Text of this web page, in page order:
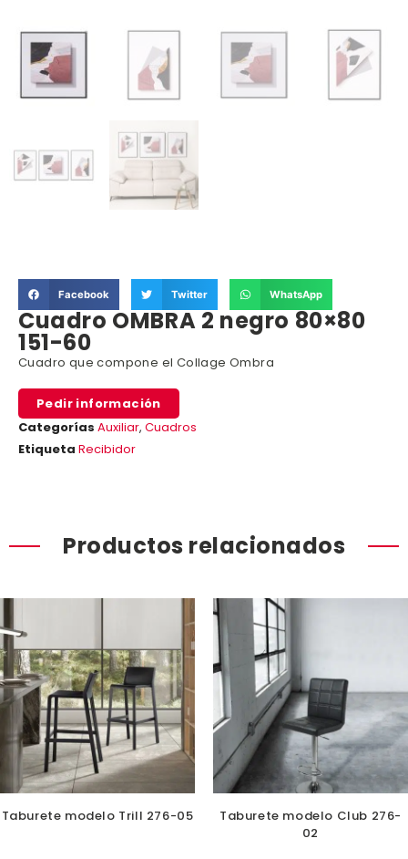
Facebook Twitter WhatsApp
Cuadro OMBRA 2 negro 80×80
151-60
Cuadro que compone el Collage Ombra
Pedir información
Categorías Auxiliar, Cuadros
Etiqueta Recibidor
Productos relacionados
Taburete modelo Trill 276-05
Taburete modelo Club 276-
02